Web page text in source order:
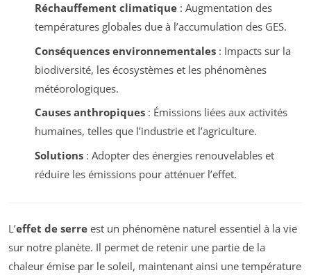
Réchauffement climatique: Augmentation des
températures globales due à l’accumulation des GES.
Conséquences environnementales: Impacts sur la
biodiversité, les écosystèmes et les phénomènes
météorologiques.
Causes anthropiques: Émissions liées aux activités
humaines, telles que l’industrie et l’agriculture.
Solutions: Adopter des énergies renouvelables et
réduire les émissions pour atténuer l’effet.
L’effet de serre est un phénomène naturel essentiel à la vie
sur notre planète. Il permet de retenir une partie de la
chaleur émise par le soleil, maintenant ainsi une température